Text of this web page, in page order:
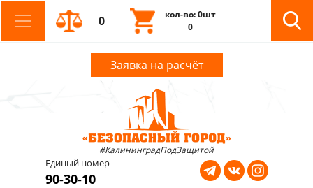
0
кол-во: 0шт
0
Заявка на расчёт
#КалининградПодЗащитой
Единый номер
90-30-10